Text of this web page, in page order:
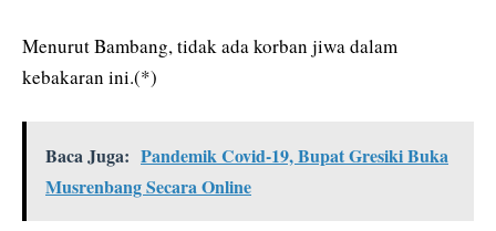
Menurut Bambang, tidak ada korban jiwa dalam
kebakaran ini.(*)
Baca Juga: Pandemik Covid-19, Bupat Gresiki Buka
Musrenbang Secara Online